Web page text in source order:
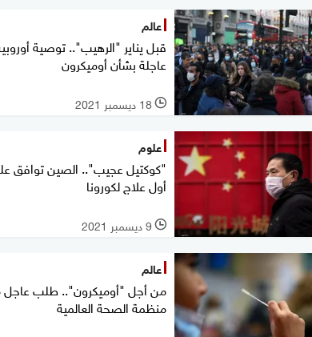
عالم
قبل يناير "الرهيب".. توصية
عاجلة بشأن أوميكرون
l 18 ديسمبر 2021
علوم
"كوكتيل عجيب".. الصين توافق
أول علاج لكورونا
l 9 ديسمبر 2021
عالم
من أجل "أوميكرون".. طلب
منظمة الصحة العالمية